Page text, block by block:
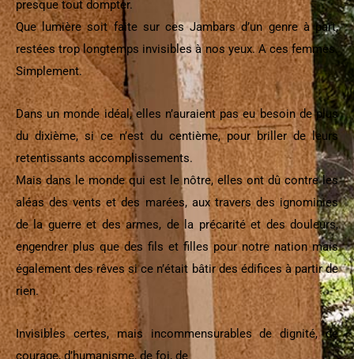
presque tout dompter.
Que lumière soit faite sur ces Jambars d’un genre à part,
restées trop longtemps invisibles à nos yeux. A ces femmes.
Simplement.
Dans un monde idéal, elles n’auraient pas eu besoin de plus
du dixième, si ce n’est du centième, pour briller de leurs
retentissants accomplissements.
Mais dans le monde qui est le nôtre, elles ont dû contre les
aléas des vents et des marées, aux travers des ignominies
de la guerre et des armes, de la précarité et des douleurs,
engendrer plus que des fils et filles pour notre nation mais
également des rêves si ce n’était bâtir des édifices à partir de
rien.
Invisibles certes, mais incommensurables de dignité, de
courage, d’humanisme, de foi, de